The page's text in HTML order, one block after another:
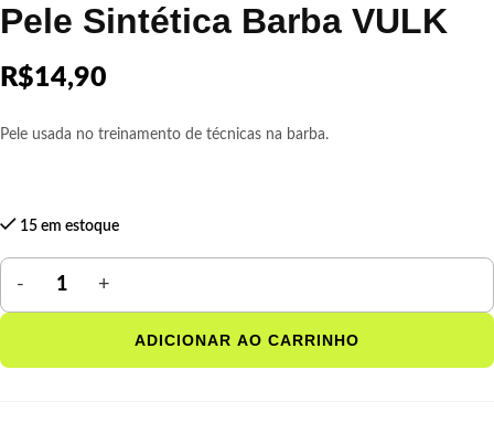
Pele Sintética Barba VULK
R$14,90
Pele usada no treinamento de técnicas na barba.
15 em estoque
ADICIONAR AO CARRINHO